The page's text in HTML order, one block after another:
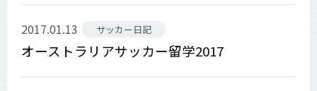
2017.01.13 サッカー日記
オーストラリアサッカー留学2017